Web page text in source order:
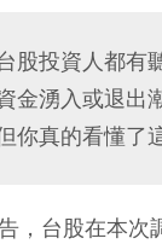
股投資人都有
金湧入或退出
你真的看懂了
，台股在本